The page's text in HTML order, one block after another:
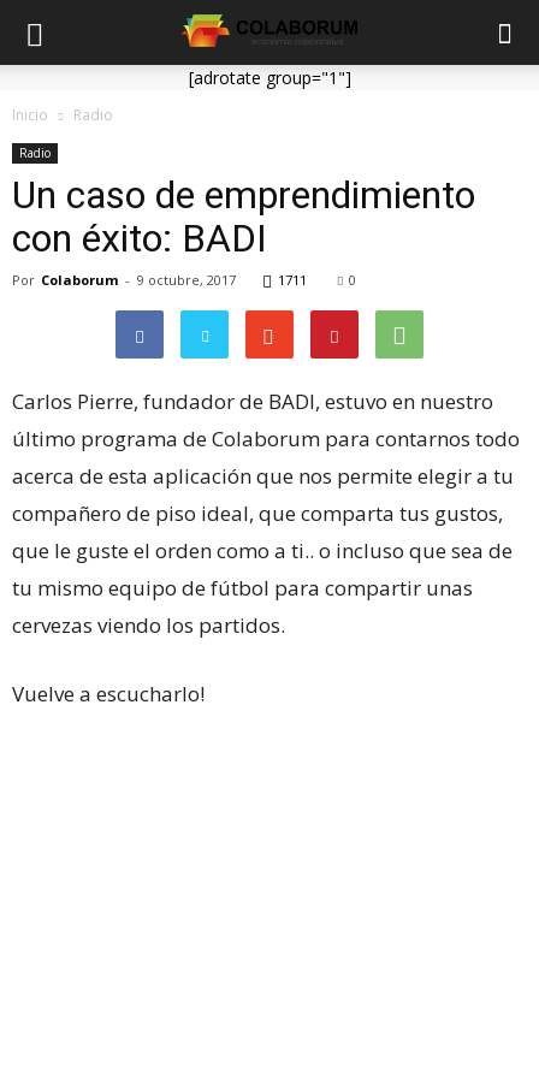
[adrotate group="1"]
Inicio Radio
Radio
Un caso de emprendimiento
con éxito: BADI
Por Colaborum - 9 octubre, 2017 1711 0
Carlos Pierre, fundador de BADI, estuvo en nuestro
último programa de Colaborum para contarnos todo
acerca de esta aplicación que nos permite elegir a tu
compañero de piso ideal, que comparta tus gustos,
que le guste el orden como a ti.. o incluso que sea de
tu mismo equipo de fútbol para compartir unas
cervezas viendo los partidos.
Vuelve a escucharlo!